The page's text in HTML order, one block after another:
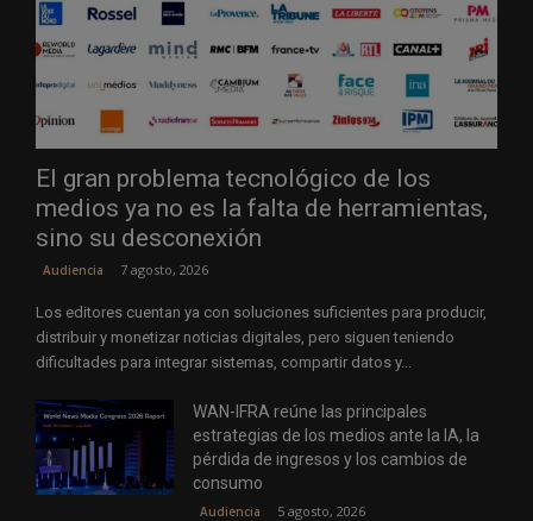
El gran problema tecnológico de los
medios ya no es la falta de herramientas,
sino su desconexión
Audiencia 7 agosto, 2026
Los editores cuentan ya con soluciones suficientes para producir,
distribuir y monetizar noticias digitales, pero siguen teniendo
dificultades para integrar sistemas, compartir datos y...
WAN-IFRA reúne las principales
estrategias de los medios ante la IA, la
pérdida de ingresos y los cambios de
consumo
Audiencia 5 agosto, 2026